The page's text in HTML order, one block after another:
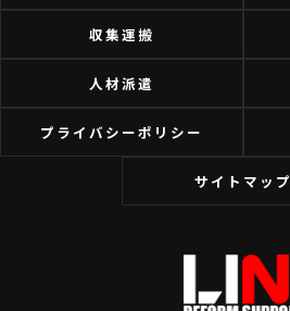
収集運搬
人材派遣
プライバシーポリシー
サイトマップ